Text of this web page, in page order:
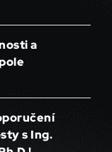
a
s Ing.